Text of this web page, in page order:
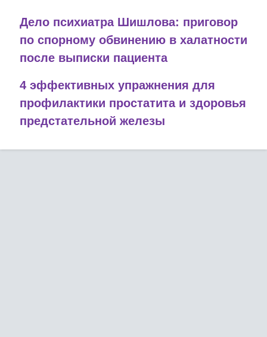
Дело психиатра Шишлова: приговор
по спорному обвинению в халатности
после выписки пациента
4 эффективных упражнения для
профилактики простатита и здоровья
предстательной железы